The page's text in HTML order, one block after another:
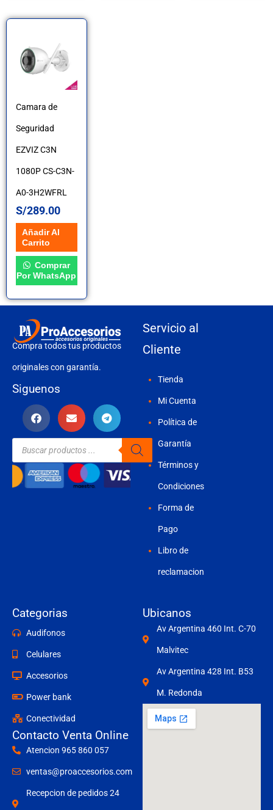
producto
Camara de
Seguridad
EZVIZ C3N
1080P CS-C3N-
A0-3H2WFRL
S/289.00
Añadir Al
Carrito
Comprar
Por WhatsApp
Compra todos tus productos
originales con garantía.
Siguenos
Búsqueda
productos
Servicio al
Cliente
Tienda
Mi Cuenta
Política de
Garantía
Términos y
Condiciones
Forma de
Pago
Libro de
reclamacion
Categorias
Audifonos
Celulares
Accesorios
Power bank
Conectividad
Contacto Venta Online
Atencion 965 860 057
ventas@proaccesorios.com
Recepcion de pedidos 24
Ubicanos
Av Argentina 460 Int. C-70
Malvitec
Av Argentina 428 Int. B53
M. Redonda